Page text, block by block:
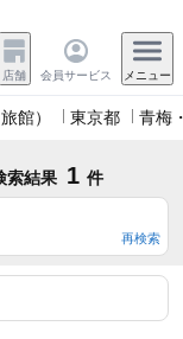
店舗 会員サービス メニュー
館） 東京都 青梅
索結果 1 件
再検索